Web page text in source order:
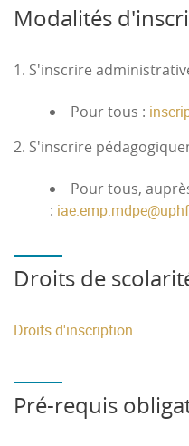
Modalités
1. S'inscrire
Pour tous :
2. S'inscrire
Pour tous,
: iae.emp.mdpe@
Droits de
Droits d'inscription
Pré-requis